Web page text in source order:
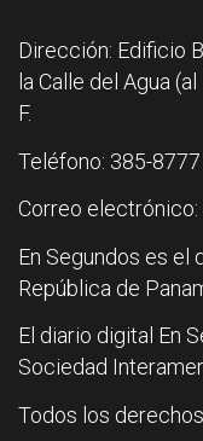
Dirección: Edificio
la Calle del Agua
F.
Teléfono: 385-
Correo electrónico:
En Segundos es el
República de
El diario digital En
Sociedad
Todos los